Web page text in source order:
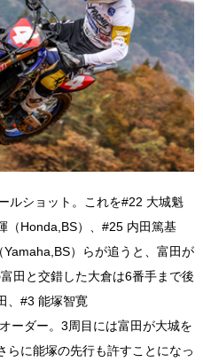
ルショット。これを#22 大城魁
（Honda,BS）、#25 内田篤基
Yamaha,BS）らが追うと、富田が
田と交錯した大倉は6番手まで後
、#3 能塚智寛
ーダー。3周目には富田が大城を
らに能塚の先行も許すことになっ